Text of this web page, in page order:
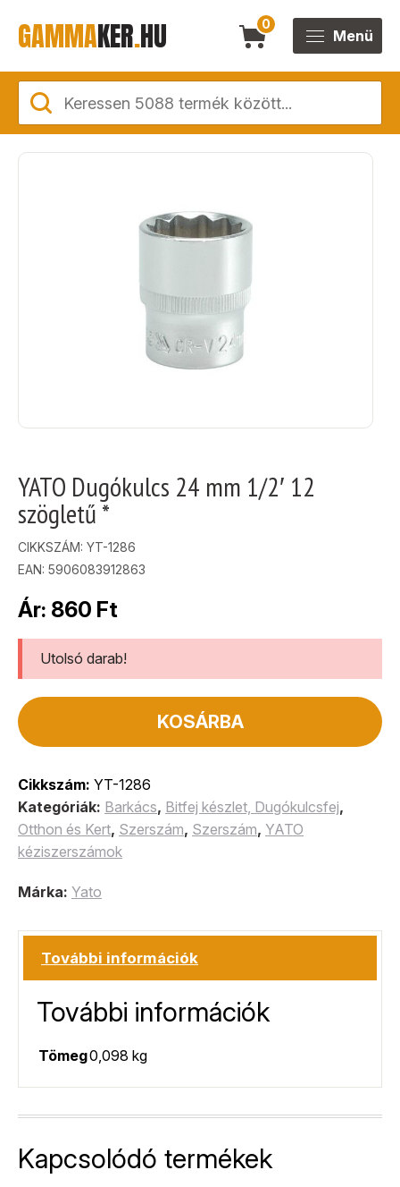
GAMMAKER.HU 0
Menü
YATO Dugókulcs 24 mm 1/2′ 12
szögletű *
CIKKSZÁM: YT-1286
EAN: 5906083912863
Ár: 860 Ft
Utolsó darab!
KOSÁRBA
Cikkszám: YT-1286
Kategóriák: Barkács, Bitfej készlet, Dugókulcsfej,
Otthon és Kert, Szerszám, Szerszám, YATO
kéziszerszámok
Márka: Yato
További információk
További információk
Tömeg0,098 kg
Kapcsolódó termékek